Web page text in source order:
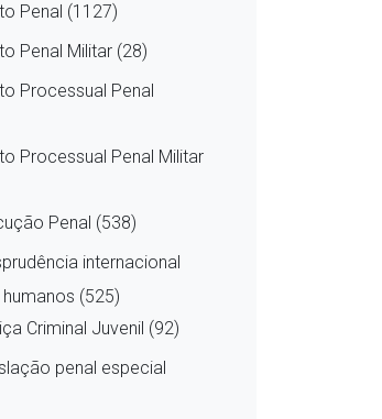
Penal (1127)
Penal Militar (28)
Processual Penal
Processual Penal Militar
Penal (538)
internacional
(525)
Criminal Juvenil (92)
penal especial